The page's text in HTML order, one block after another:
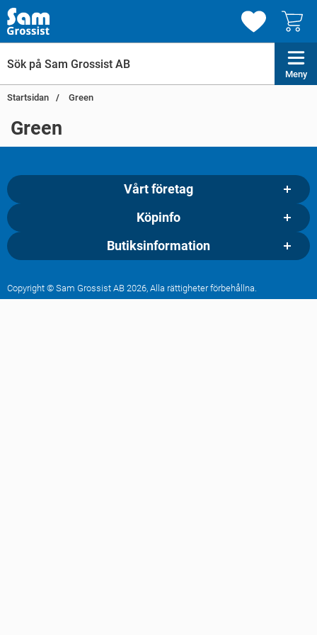
Meny
Startsidan Green
Green
Vårt företag
Köpinfo
Butiksinformation
Copyright © Sam Grossist AB 2026, Alla rättigheter förbehållna.